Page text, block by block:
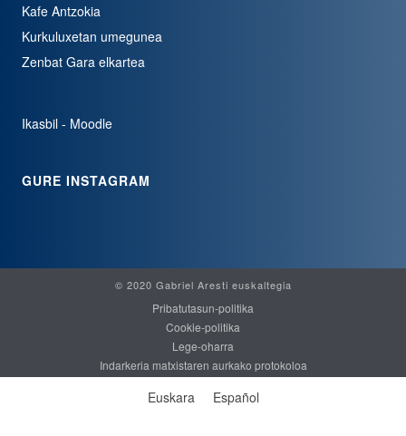
Kafe Antzokia
Kurkuluxetan umegunea
Zenbat Gara elkartea
Ikasbil - Moodle
GURE INSTAGRAM
© 2020 Gabriel Aresti euskaltegia
Pribatutasun-politika
Cookie-politika
Lege-oharra
Indarkeria matxistaren aurkako protokoloa
Euskara Español